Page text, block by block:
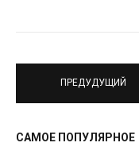
ПРЕДУДУЩИЙ
САМОЕ ПОПУЛЯРНОЕ